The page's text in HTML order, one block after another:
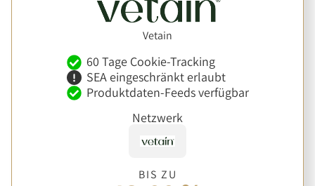
Vetain
60 Tage Cookie-Tracking
SEA eingeschränkt erlaubt
Produktdaten-Feeds verfügbar
Netzwerk
BIS ZU